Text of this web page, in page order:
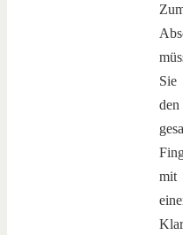
Sie
den
mit